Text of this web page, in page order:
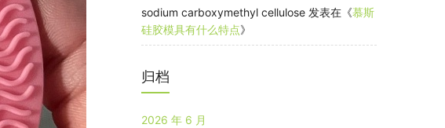
sodium carboxymethyl cellulose 发表在《慕斯
硅胶模具有什么特点》
归档
2026 年 6 月